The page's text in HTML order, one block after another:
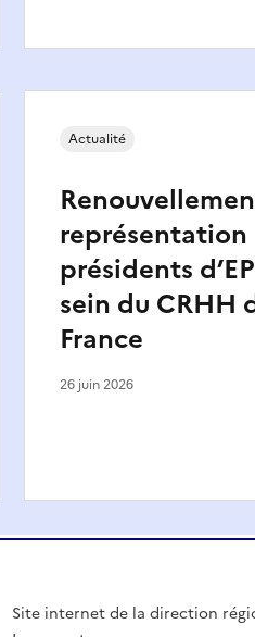
représentation
présidents
sein du CRHH
France
Actualité
26 juin 2026
Site internet de la direction